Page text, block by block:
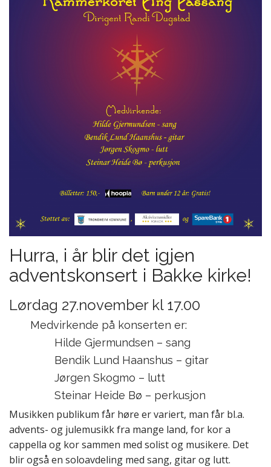
Hurra, i år blir det igjen
adventskonsert i Bakke kirke!
Lørdag 27.november kl 17.00
Medvirkende på konserten er:
Hilde Gjermundsen – sang
Bendik Lund Haanshus – gitar
Jørgen Skogmo – lutt
Steinar Heide Bø – perkusjon
Musikken publikum får høre er variert, man får bl.a.
advents- og julemusikk fra mange land, for kor a
cappella og kor sammen med solist og musikere. Det
blir også en soloavdeling med sang, gitar og lutt.